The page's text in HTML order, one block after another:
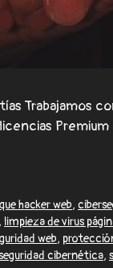
hacker web,
limpieza de virus
web,
cibernética,